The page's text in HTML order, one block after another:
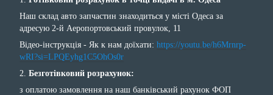
Наш склад авто запчастин знаходиться у місті Одеса за
адресую 2-й Аеропортовський провулок, 11
Відео-інструкція - Як к нам доїхати: https://youtu.be/h6Mrnrp-
wRI?si=LPQEyhg1C5OhOs0r
2. Безготівковий розрахунок:
з оплатою замовлення на наш банківський рахунок ФОП